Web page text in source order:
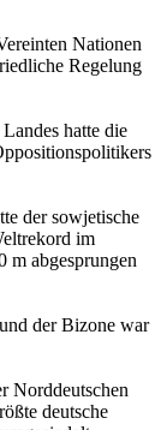
Nationen
Regelung
hatte die
der sowjetische
im
m abgesprungen
der Bizone war
Norddeutschen
deutsche